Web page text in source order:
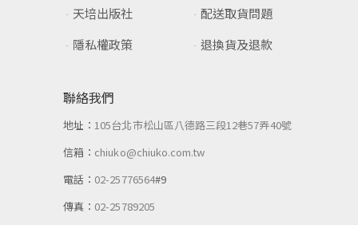
天培出版社
隱私權政策
配送取貨問題
退換貨及退款
聯絡我們
地址：105台北市松山區八德路三段12巷57弄40號
信箱： chiuko@chiuko.com.tw
電話： 02-25776564#9
傳真： 02-25789205